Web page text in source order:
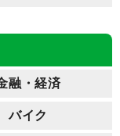
融・経済
バイク